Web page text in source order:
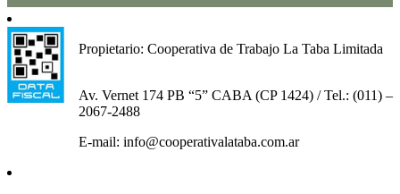
Propietario: Cooperativa de Trabajo La Taba Limitada
Av. Vernet 174 PB “5” CABA (CP 1424) / Tel.: (011) –
2067-2488
E-mail: info@cooperativalataba.com.ar